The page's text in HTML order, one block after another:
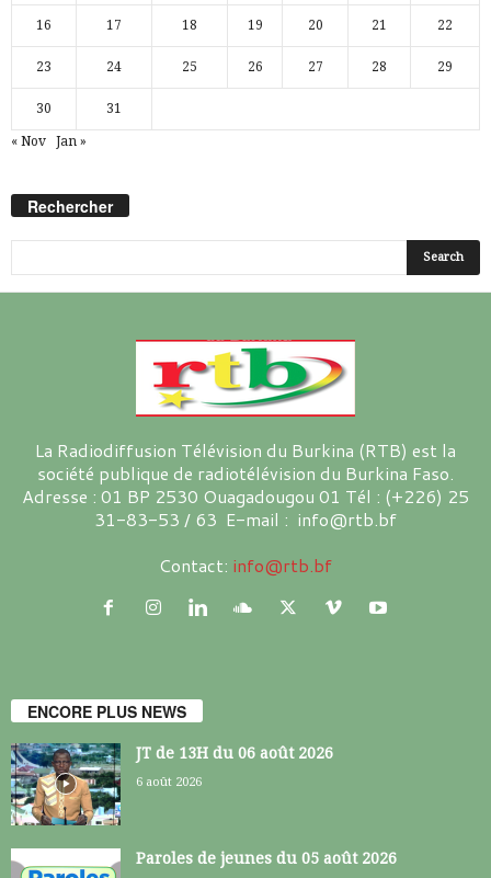
16 17 18 19 20 21 22
23 24 25 26 27 28 29
30 31
« Nov Jan »
Rechercher
La Radiodiffusion Télévision du Burkina (RTB) est la
société publique de radiotélévision du Burkina Faso.
Adresse : 01 BP 2530 Ouagadougou 01 Tél : (+226) 25
31-83-53 / 63 E-mail : info@rtb.bf
Contact: info@rtb.bf
ENCORE PLUS NEWS
JT de 13H du 06 août 2026
6 août 2026
Paroles de jeunes du 05 août 2026